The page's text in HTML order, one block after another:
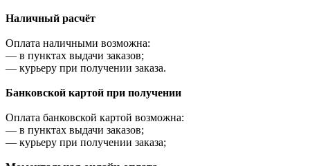
Наличный расчёт
Оплата наличными возможна:
— в пунктах выдачи заказов;
— курьеру при получении заказа.
Банковской картой при получении
Оплата банковской картой возможна:
— в пунктах выдачи заказов;
— курьеру при получении заказа;